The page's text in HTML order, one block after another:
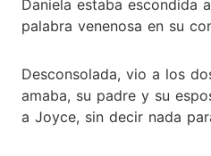
Daniela estaba escondida
palabra venenosa en su
Desconsolada, vio a los
amaba, su padre y su
a Joyce, sin decir nada